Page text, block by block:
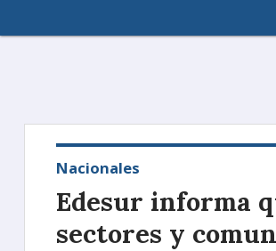
Edesur informa
sectores y
Nacionales